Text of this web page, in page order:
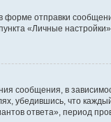
форме отправки
«Личные
сообщения, в
убедившись, что
ответа», период